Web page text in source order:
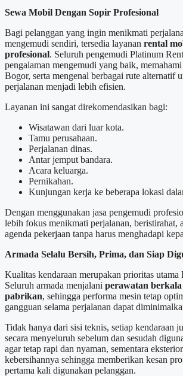
Sewa Mobil Dengan Sopir Profesional
Bagi pelanggan yang ingin menikmati
mengemudi sendiri, tersedia layanan rental
profesional. Seluruh pengemudi Platinum
pengalaman mengemudi yang baik,
Bogor, serta mengenal berbagai rute alternatif
perjalanan menjadi lebih efisien.
Layanan ini sangat direkomendasikan bagi:
Wisatawan dari luar kota.
Tamu perusahaan.
Perjalanan dinas.
Antar jemput bandara.
Acara keluarga.
Pernikahan.
Kunjungan kerja ke beberapa lokasi
Dengan menggunakan jasa pengemudi
lebih fokus menikmati perjalanan, beristirahat,
agenda pekerjaan tanpa harus menghadapi
Armada Selalu Bersih, Prima, dan Siap
Kualitas kendaraan merupakan prioritas utama
Seluruh armada menjalani perawatan berkala
pabrikan, sehingga performa mesin tetap
gangguan selama perjalanan dapat
Tidak hanya dari sisi teknis, setiap kendaraan
secara menyeluruh sebelum dan sesudah
agar tetap rapi dan nyaman, sementara
kebersihannya sehingga memberikan kesan
pertama kali digunakan pelanggan.